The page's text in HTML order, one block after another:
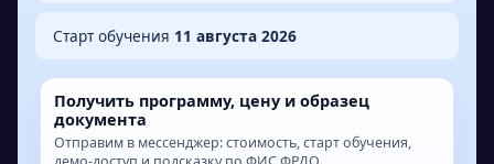
Старт обучения 11 августа 2026
Получить программу, цену и образец
документа
Отправим в мессенджер: стоимость, старт обучения,